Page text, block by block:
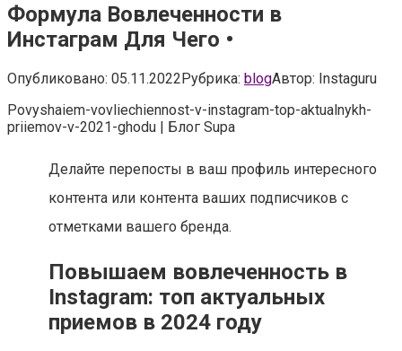
Формула Вовлеченности в
Инстаграм Для Чего •
Опубликовано: 05.11.2022Рубрика: blogАвтор: Instaguru
Povyshaiem-vovliechiennost-v-instagram-top-aktualnykh-
priiemov-v-2021-ghodu | Блог Supa
Делайте перепосты в ваш профиль интересного
контента или контента ваших подписчиков с
отметками вашего бренда.
Повышаем вовлеченность в
Instagram: топ актуальных
приемов в 2024 году